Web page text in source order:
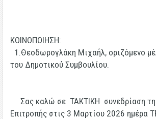
ΚΟΙΝΟΠΟΙΗΣΗ:
1.Θεοδωρογλάκη Μιχαήλ, οριζόμενο
του Δημοτικού Συμβουλίου.
Σας καλώ σε ΤΑΚΤΙΚΗ συνεδρίαση
Επιτροπής στις 3 Μαρτίου 2026 ημέρα